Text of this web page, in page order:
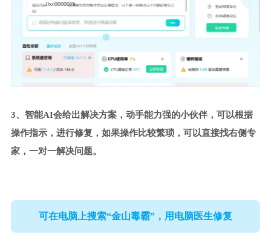
0xc000007b
3、智能AI会给出解决方案，动手能力强的小伙伴，可以根据
操作指示，进行修复，如果操作比较繁琐，可以直接找右侧专
家，一对一解决问题。
可在电脑上搜索“金山毒霸”，用电脑医生修复